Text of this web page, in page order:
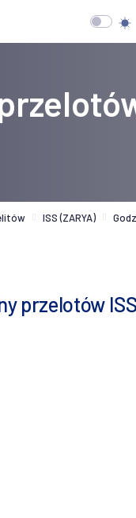
ISS (ZARYA)
przelotów